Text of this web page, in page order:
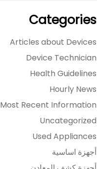
Categories
Articles about Devices
Device Technician
Health Guidelines
Hourly News
Most Recent Information
Uncategorized
Used Appliances
أجهزة اساسية